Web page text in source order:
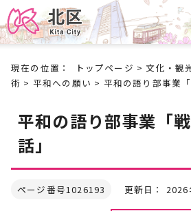
現在の位置： トップページ >文化・観
術 > 平和への願い > 平和の語り部事業「
平和の語り部事業「
話」
ページ番号1026193 更新日： 2026